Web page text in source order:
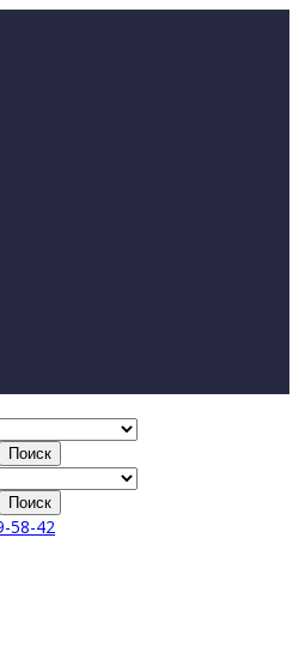
Поиск
Поиск
58-42